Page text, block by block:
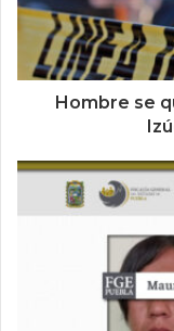
Hombre se